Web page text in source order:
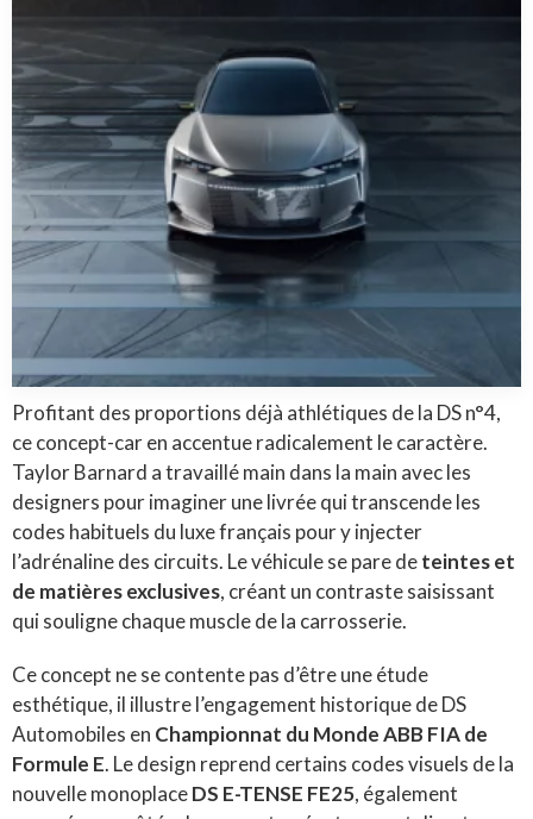
Profitant des proportions déjà athlétiques de la DS n°4,
ce concept-car en accentue radicalement le caractère.
Taylor Barnard a travaillé main dans la main avec les
designers pour imaginer une livrée qui transcende les
codes habituels du luxe français pour y injecter
l’adrénaline des circuits. Le véhicule se pare deteintes et
de matières exclusives, créant un contraste saisissant
qui souligne chaque muscle de la carrosserie.
Ce concept ne se contente pas d’être une étude
esthétique, il illustre l’engagement historique de DS
Automobiles en Championnat du Monde ABB FIA de
Formule E. Le design reprend certains codes visuels de la
nouvelle monoplaceDS E-TENSE FE25, également